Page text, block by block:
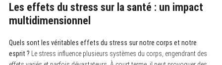
Les effets du stress sur la santé : un impact
multidimensionnel
Quels sont les véritables effets du stress sur notre corps et notre
esprit ? Le stress influence plusieurs systèmes du corps, engendrant des